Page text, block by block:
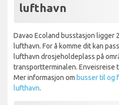
lufthavn
Davao Ecoland busstasjon ligger
lufthavn. For å komme dit kan
lufthavn drosjeholdeplass på
transportterminalen. Enveisreise
Mer informasjon om busser til og
lufthavn.